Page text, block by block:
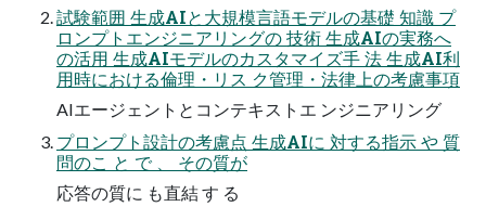
試験範囲 生成AIと大規模言語モデルの基礎 知識 プ
ロンプトエンジニアリングの 技術 生成AIの実務へ
の活用 生成AIモデルのカスタマイズ手 法 生成AI利
用時における倫理・リス ク管理・法律上の考慮事項
AIエージェントとコンテキストエ ンジニアリング
プロンプト設計の考慮点 生成AIに 対する指示 や 質
問のこ と で 、 その質が
応答の質に も直結 す る